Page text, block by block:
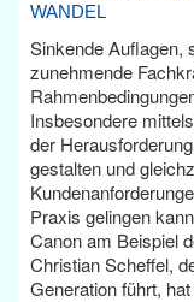
WANDEL
Sinkende Auflagen,
zunehmende
Insbesondere
der
gestalten und
Praxis gelingen
Canon am Beispiel
Christian Scheffel,
Generation führt,